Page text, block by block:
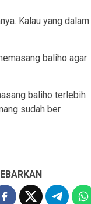
Kalau yang dalam
baliho agar
baliho terlebih
sudah ber